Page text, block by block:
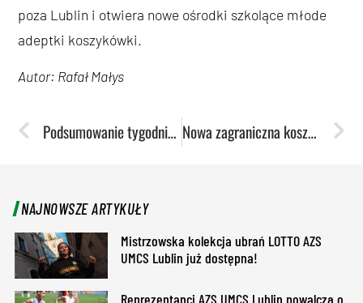
poza Lublin i otwiera nowe ośrodki szkolące młode
adeptki koszykówki.
Autor: Rafał Małys
Podsumowanie tygodnia: Pierwsze ligowe zwycięstwo szczypiornistów i tenisistek stołowych Nowa zagraniczna koszykarka w lubelskim zespole
NAJNOWSZE ARTYKUŁY
Mistrzowska kolekcja ubrań LOTTO AZS
UMCS Lublin już dostępna!
Reprezentanci AZS UMCS Lublin powalczą o